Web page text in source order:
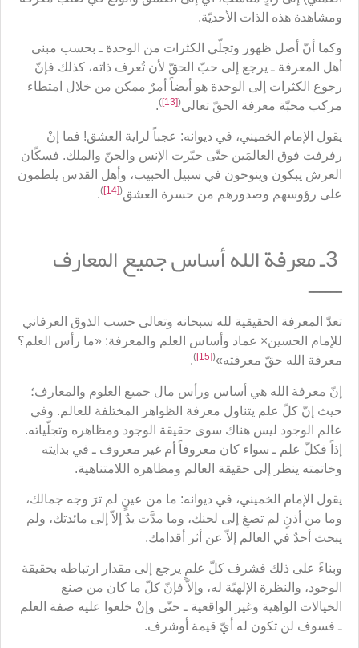
ومشاهدة هذه الذات الأحديّة.
وكما أنّ أصل ظهور وتجلّي الكثرات من الوحدة ـ بحسب مبنى
أهل المعرفة ـ يرجع إلى حبّ الحقّ لأن تُعرف ذاته، كذلك فإنّ
رجوع الكثرات إلى الوحدة هو أيضاً أمرٌ ممكن من خلال امتطاء
مركب محبّة معرفة الحقّ تعالى(
[13]
)
.
يقول الإمام الخميني، في ديوانه: عجباً لراية العشق! فما إنْ
رفرفت فوق العالمَين حتّى حيّرت الإنس والجنّ والملك. فسكّان
العرش يبكون وينوحون في سبيل الحبيب، وأهل القدس يلطمون
على رؤوسهم وصدورهم من حسرة العشق(
[14]
)
.
3ـ معرفة الله أساس جميع المعارف
ــــــ
تعدّ المعرفة الحقيقية لله سبحانه وتعالى حسب الذوق العرفاني
للإمام الحسين× عماد وأساس العلم والمعرفة: «ما رأس العلم؟
معرفة الله حقّ معرفته»(
[15]
)
.
إنّ معرفة الله هي أساس ورأس مال جميع العلوم والمعارف؛
حيث إنّ كلّ علم يتناول معرفة الظواهر المختلفة للعالم. وفي
عالم الوجود ليس هناك سوى حقيقة الوجود ومظاهره وتجلّياته.
إذاً فكلّ علم ـ سواء كان معروفاً أم غير معروف ـ في بدايته
وخاتمته ينظر إلى حقيقة العالم ومظاهره اللامتناهية.
يقول الإمام الخميني، في ديوانه: ما من عينٍ لم ترَ وجه جمالك،
وما من أذنٍ لم تصغِ إلى لحنك، وما مدَّت يدٌ إلاّ إلى مائدتك، ولم
يبحث أحدٌ في العالم إلاّ عن أثر أقدامك.
وبناءً على ذلك فشرف كلّ علمٍ يرجع إلى مقدار ارتباطه بحقيقة
الوجود، والنظرة الإلهيّة له، وإلاّ فإنّ كلّ ما كان من صنع
الخيالات الواهية وغير الواقعية ـ حتّى وإنْ خلعوا عليه صفة العلم
ـ فسوف لن تكون له أيّ قيمة أوشرف.